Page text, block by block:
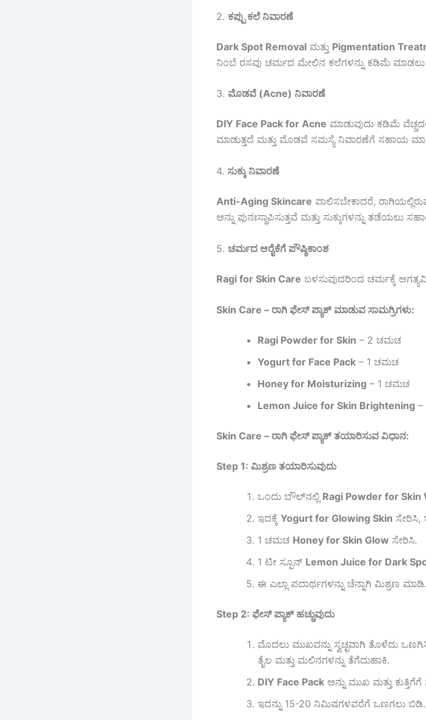
2. ಕಪ್ಪು ಕಲೆ ನಿವಾರಣೆ
Dark Spot Removal ಮತ್ತು Pigmentation
ನಿಂಬೆ ರಸವು ಚರ್ಮದ ಮೇಲಿನ ಕಲೆಗಳನ್ನು ಕಡಿಮೆ
3. ಮೊಡವೆ (Acne) ನಿವಾರಣೆ
DIY Face Pack for Acne ಮಾಡುವುದು ಕಡಿಮೆ
ಮಾಡುತ್ತದೆ ಮತ್ತು ಮೊಡವೆ ಸಮಸ್ಯೆ ನಿವಾರಣೆಗೆ ಸಹಾಯ
4. ಸುಕ್ಕು ನಿವಾರಣೆ
Anti-Aging Skincare ಪಾಲಿಸಬೇಕಾದರೆ,
ಅನ್ನು ಪುನಃಸ್ಥಾಪಿಸುತ್ತವೆ ಮತ್ತು ಸುಕ್ಕುಗಳನ್ನು ತಡೆಯಲು
5. ಚರ್ಮದ ಆರೈಕೆಗೆ ಪೌಷ್ಠಿಕಾಂಶ
Ragi for Skin Care ಬಳಸುವುದರಿಂದ ಚರ್ಮಕ್ಕೆ
Skin Care – ರಾಗಿ ಫೇಸ್ ಪ್ಯಾಕ್ ಮಾಡುವ ಸಾಮಗ್ರಿಗಳು:
Ragi Powder for Skin – 2 ಚಮಚ
Yogurt for Face Pack – 1 ಚಮಚ
Honey for Moisturizing – 1 ಚಮಚ
Lemon Juice for Skin Brightening –
Skin Care – ರಾಗಿ ಫೇಸ್ ಪ್ಯಾಕ್ ತಯಾರಿಸುವ ವಿಧಾನ:
Step 1: ಮಿಶ್ರಣ ತಯಾರಿಸುವುದು
ಒಂದು ಬೌಲ್‌ನಲ್ಲಿ Ragi Powder for Skin
ಇದಕ್ಕೆ Yogurt for Glowing Skin ಸೇರಿಸಿ,
1 ಚಮಚ Honey for Skin Glow ಸೇರಿಸಿ.
1 ಟೀ ಸ್ಪೂನ್ Lemon Juice for Dark
ಈ ಎಲ್ಲಾ ಪದಾರ್ಥಗಳನ್ನು ಚೆನ್ನಾಗಿ ಮಿಶ್ರಣ ಮಾಡಿ.
Step 2: ಫೇಸ್ ಪ್ಯಾಕ್ ಹಚ್ಚುವುದು
ಮೊದಲು ಮುಖವನ್ನು ಸ್ವಚ್ಛವಾಗಿ ತೊಳೆದು
ತೈಲ ಮತ್ತು ಮಲಿನಗಳನ್ನು ತೆಗೆದುಹಾಕಿ.
DIY Face Pack ಅನ್ನು ಮುಖ ಮತ್ತು
ಇದನ್ನು 15-20 ನಿಮಿಷಗಳವರೆಗೆ ಒಣಗಲು ಬಿಡಿ.